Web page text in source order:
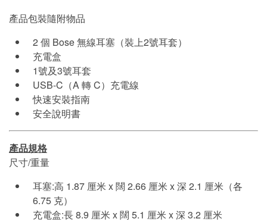
產品包裝隨附物品
2 個 Bose 無線耳塞（裝上2號耳套）
充電盒
1號及3號耳套
USB-C（A 轉 C）充電線
快速安裝指南
安全說明書
產品規格
尺寸/重量
耳塞:高 1.87 厘米 x 闊 2.66 厘米 x 深 2.1 厘米（各
6.75 克）
充電盒:長 8.9 厘米 x 闊 5.1 厘米 x 深 3.2 厘米